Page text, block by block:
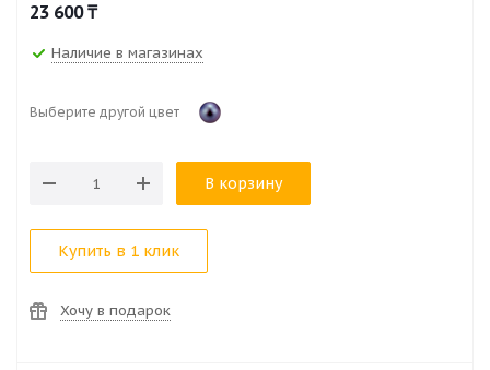
23 600₸
Наличие в магазинах
Выберите другой цвет
В корзину
Купить в 1 клик
Хочу в подарок